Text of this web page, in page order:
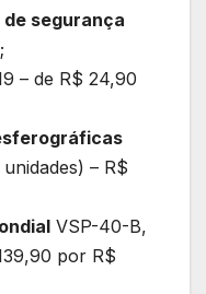
segurança
– de R$ 24,90
– R$
VSP-40-B,
por R$